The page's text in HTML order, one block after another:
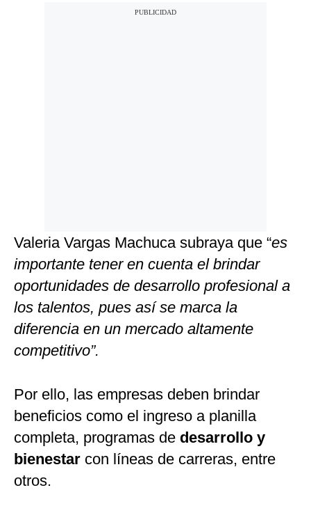
Valeria Vargas Machuca subraya que “es
importante tener en cuenta el brindar
oportunidades de desarrollo profesional a
los talentos, pues así se marca la
diferencia en un mercado altamente
competitivo”.
Por ello, las empresas deben brindar
beneficios como el ingreso a planilla
completa, programas de desarrollo y
bienestar con líneas de carreras, entre
otros.